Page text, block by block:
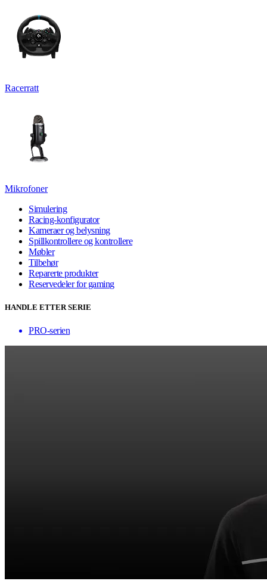
Racerratt
Mikrofoner
Simulering
Racing-konfigurator
Kameraer og belysning
Spillkontrollere og kontrollere
Møbler
Tilbehør
Reparerte produkter
Reservedeler for gaming
HANDLE ETTER SERIE
PRO-serien